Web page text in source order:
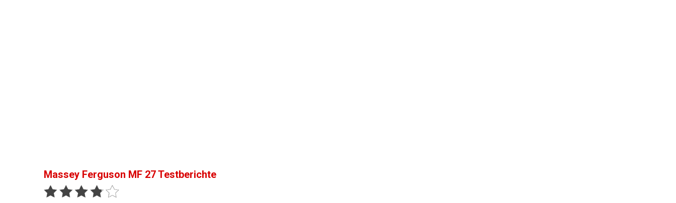
Massey Ferguson MF 27Testberichte